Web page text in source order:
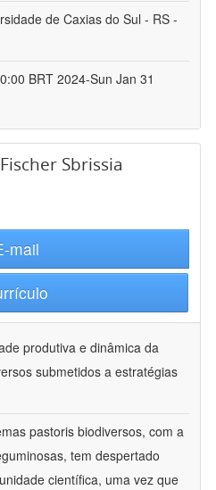
de Caxias do Sul - RS -
BRT 2024-Sun Jan 31
Sbrissia
mail
produtiva e dinâmica da
submetidos a estratégias
pastoris biodiversos, com a
tem despertado
científica, uma vez que